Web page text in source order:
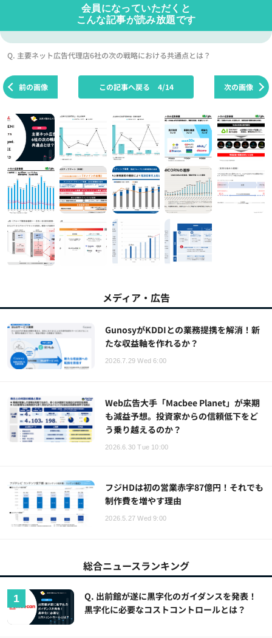
会員になっていただくと
こんな記事が読み放題です
Q. 主要ネット広告代理店6社の次の戦略における共通点とは？
前の画像 次の画像
この記事へ戻る 4/14
メディア・広告
GunosyがKDDIとの業務提携を解消！新
たな収益軸を作れるか？
2026.7.29 Wed 6:00
Web広告大手「Macbee Planet」が来期
も減益予想。投資家からの信頼低下をど
う乗り越えるのか？
2026.6.30 Tue 10:00
フジHDは初の営業赤字87億円！それでも
制作費を増やす理由
2026.5.27 Wed 9:00
総合ニュースランキング
Q. 出前館が遂に黒字化のガイダンスを発表！
黒字化に必要なコストコントロールとは？